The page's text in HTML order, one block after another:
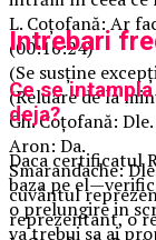
L. Coțofană: Ar
(00:16:24)
(Se susține
(Reluare de la
Gh. Coțofană:
Aron: Da.
Smarandache:
cuvântul
reprezentant, o
Intrebari
Ce se
deja?
Daca certificatul
baza pe
o prelungire in
va trebui sa ai